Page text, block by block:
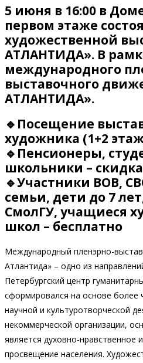
5 июня в 16:00 в
первом этаже
художественной
АТЛАНТИДА». В
международного
выставочного
АТЛАНТИДА».
🔹Посещение
художника (1+2
🔹Пенсионеры,
школьники – скидка
🔹Участники ВОВ,
семьи, дети до 7
СмолГУ, учащиеся
школ – бесплатно
Международный пленэрно-
Атлантида» – одно из
Петербургский центр
сформировался на основе более
научной и культуротворческой
некоммерческой организации,
является духовно-нравственное
просвещение населения.